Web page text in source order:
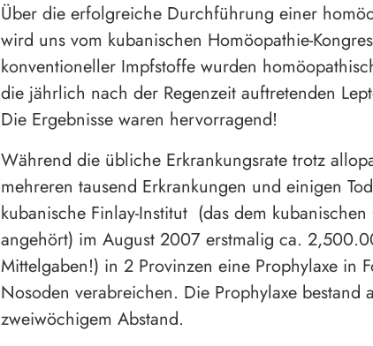
Über die erfolgreiche Durchführung einer
wird uns vom kubanischen Homöopathie-
konventioneller Impfstoffe wurden
die jährlich nach der Regenzeit auftretenden
Die Ergebnisse waren hervorragend!
Während die übliche Erkrankungsrate trotz
mehreren tausend Erkrankungen und einigen
kubanische Finlay-Institut (das dem
angehört) im August 2007 erstmalig ca.
Mittelgaben!) in 2 Provinzen eine Prophylaxe in
Nosoden verabreichen. Die Prophylaxe bestand
zweiwöchigem Abstand.